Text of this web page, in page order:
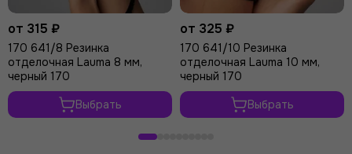
от 315 ₽
170 641/8 Резинка
отделочная Lauma 8 мм,
черный 170
Выбрать
от 325 ₽
170 641/10 Резинка
отделочная Lauma 10 мм,
черный 170
Выбрать